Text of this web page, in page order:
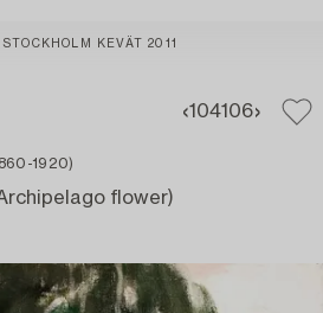
KEVÄT 2011
104106
1920)
flower)